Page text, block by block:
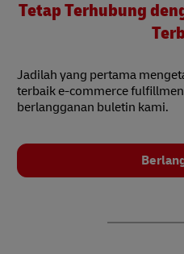
Tetap Terhubung
Jadilah yang pertama
terbaik e-commerce
berlangganan buletin kami.